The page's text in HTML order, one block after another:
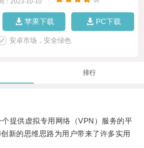
：2023-10-10
苹果下载 PC下载
安卓市场，安全绿色
排行
供虚拟专用网络（VPN）服务的平
新的思维思路为用户带来了许多实用